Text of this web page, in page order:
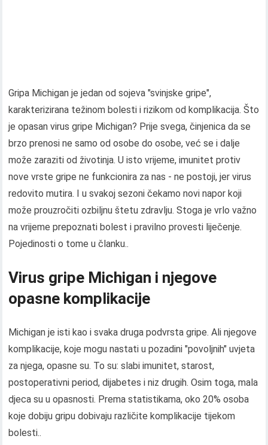
Gripa Michigan je jedan od sojeva "svinjske gripe",
karakterizirana težinom bolesti i rizikom od komplikacija. Što
je opasan virus gripe Michigan? Prije svega, činjenica da se
brzo prenosi ne samo od osobe do osobe, već se i dalje
može zaraziti od životinja. U isto vrijeme, imunitet protiv
nove vrste gripe ne funkcionira za nas - ne postoji, jer virus
redovito mutira. I u svakoj sezoni čekamo novi napor koji
može prouzročiti ozbiljnu štetu zdravlju. Stoga je vrlo važno
na vrijeme prepoznati bolest i pravilno provesti liječenje.
Pojedinosti o tome u članku..
Virus gripe Michigan i njegove
opasne komplikacije
Michigan je isti kao i svaka druga podvrsta gripe. Ali njegove
komplikacije, koje mogu nastati u pozadini "povoljnih" uvjeta
za njega, opasne su. To su: slabi imunitet, starost,
postoperativni period, dijabetes i niz drugih. Osim toga, mala
djeca su u opasnosti. Prema statistikama, oko 20% osoba
koje dobiju gripu dobivaju različite komplikacije tijekom
bolesti..